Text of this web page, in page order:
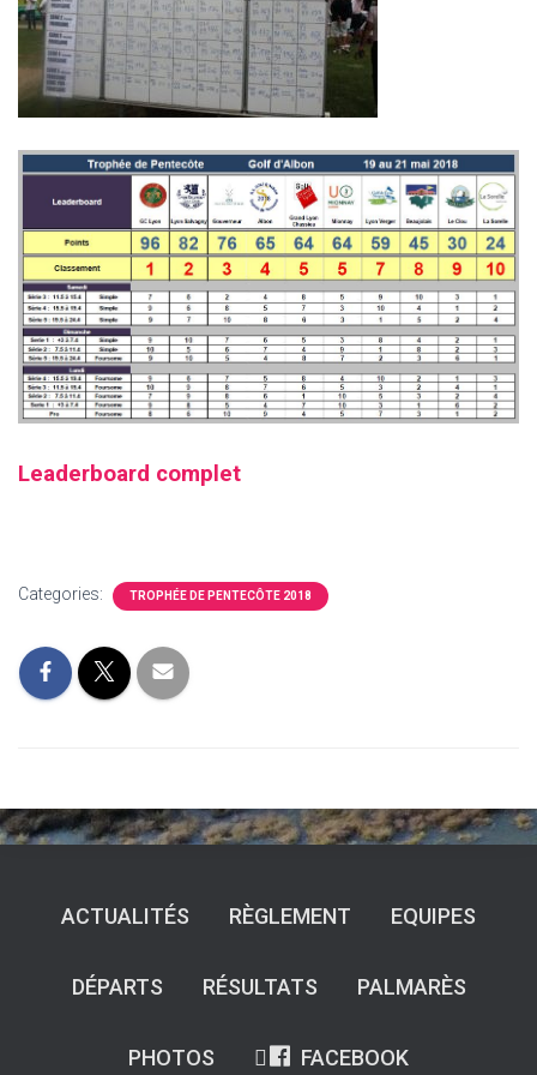
Leaderboard complet
Categories: TROPHÉE DE PENTECÔTE 2018
ACTUALITÉS RÈGLEMENT EQUIPES
DÉPARTS RÉSULTATS PALMARÈS
PHOTOS FACEBOOK